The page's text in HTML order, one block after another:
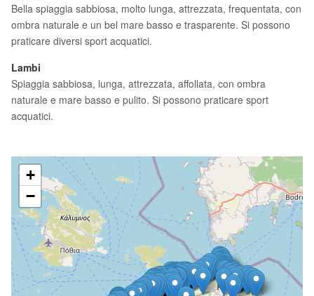
Bella spiaggia sabbiosa, molto lunga, attrezzata, frequentata, con
ombra naturale e un bel mare basso e trasparente. Si possono
praticare diversi sport acquatici.
Lambi
Spiaggia sabbiosa, lunga, attrezzata, affollata, con ombra
naturale e mare basso e pulito. Si possono praticare sport
acquatici.
+
−